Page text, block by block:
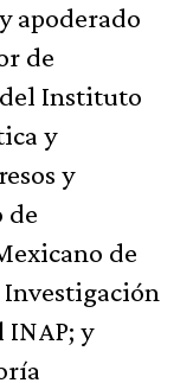
apoderado
de
Instituto
y
y
de
de
y